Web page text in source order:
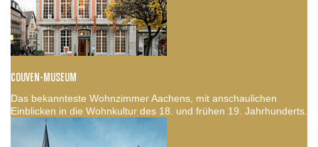
COUVEN-MUSEUM
Das bekannteste Wohnzimmer Aachens, mit anschaulichen
Einblicken in die Wohnkultur des 18. und frühen 19. Jahrhunderts.